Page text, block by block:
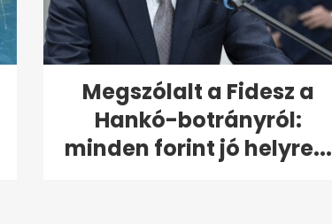
Megszólalt a Fidesz a
Hankó-botrányról:
minden forint jó helyre...